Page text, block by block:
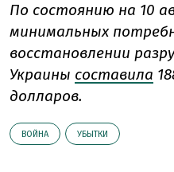
По состоянию на 10
минимальных
восстановлении
Украины составила
долларов.
ВОЙНА УБЫТКИ